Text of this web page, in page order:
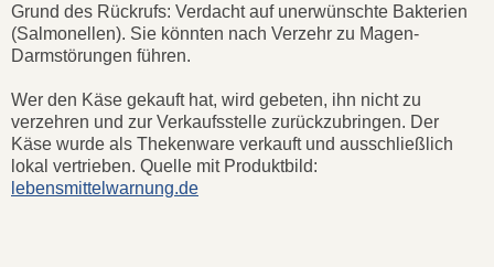
Grund des Rückrufs: Verdacht auf unerwünschte Bakterien
(Salmonellen). Sie könnten nach Verzehr zu Magen-
Darmstörungen führen.
Wer den Käse gekauft hat, wird gebeten, ihn nicht zu
verzehren und zur Verkaufsstelle zurückzubringen. Der
Käse wurde als Thekenware verkauft und ausschließlich
lokal vertrieben. Quelle mit Produktbild:
lebensmittelwarnung.de